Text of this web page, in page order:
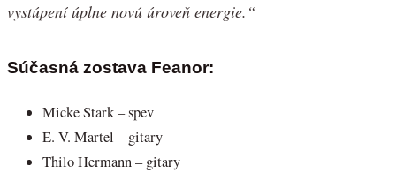
vystúpení úplne novú úroveň energie.“
Súčasná zostava Feanor:
Micke Stark – spev
E. V. Martel – gitary
Thilo Hermann – gitary